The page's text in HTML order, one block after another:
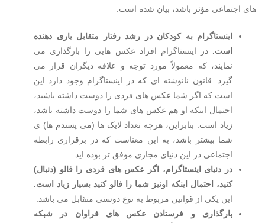
های اجتماعی مؤثر باشد، بیان شده است.
اینستاگرام به کودکان در رشد رفتار متقابل یاری دهنده
است. در اینستاگرام افراد عکس هایی را بارگذاری می
نمایند، که معمولاً مورد توجه و علاقه دیگران قرار می
گیرد. قانون نانوشته ای که در اینستاگرام وجود دارد این
است که اگر شما عکس های فردی را دوست داشته باشید،
احتمال اینکه او هم عکس های شما را دوست داشته باشد،
زیاد است. بنابراین، هرچه تعداد لایک ها (می پسندم ها) ی
شما بیشتر باشد، به این معناست که در برقراری رابطه
اجتماعی در این دنیای مجازی موفق تر بوده اید.
در دنیای اینستاگرام، اگر عکس های فردی را فالو (دنبال)
کنید، احتمال اینکه اونیز شما را فالو کنید بسیار زیاد است.
این یکی از قوانین مربوط به نوع دوستی متقابل می باشد.
بارگذاری و فرستادن عکس های فراوان در شبکه